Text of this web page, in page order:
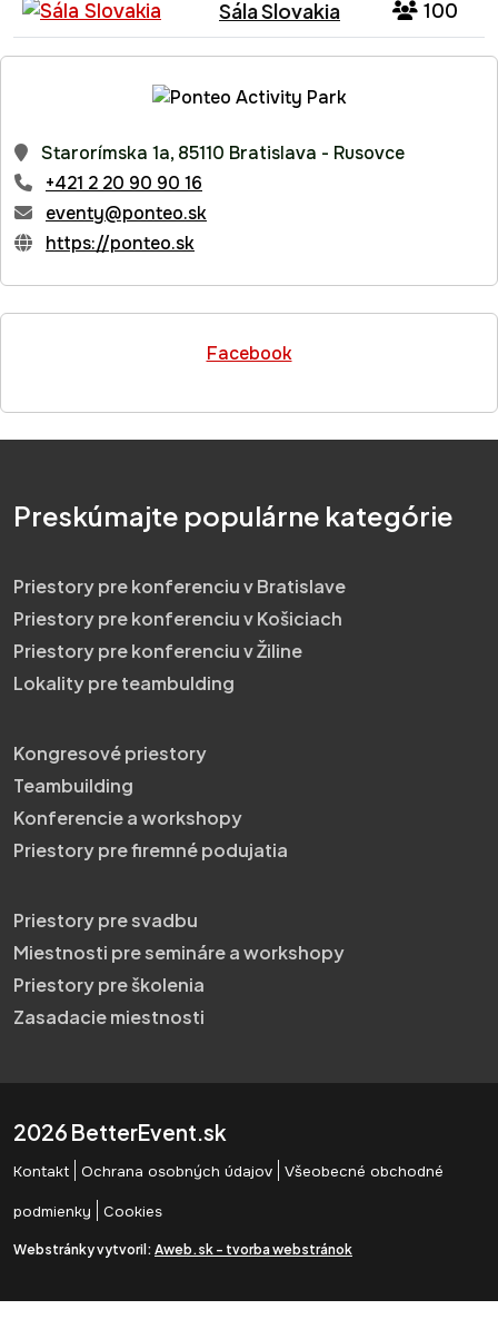
Sála Slovakia 100
Starorímska 1a, 85110 Bratislava - Rusovce
+421 2 20 90 90 16
eventy@ponteo.sk
https://ponteo.sk
Facebook
Preskúmajte populárne kategórie
Priestory pre konferenciu v Bratislave
Priestory pre konferenciu v Košiciach
Priestory pre konferenciu v Žiline
Lokality pre teambulding
Kongresové priestory
Teambuilding
Konferencie a workshopy
Priestory pre firemné podujatia
Priestory pre svadbu
Miestnosti pre semináre a workshopy
Priestory pre školenia
Zasadacie miestnosti
2026 BetterEvent.sk
Kontakt | Ochrana osobných údajov | Všeobecné obchodné
podmienky | Cookies
Webstránky vytvoril: Aweb.sk - tvorba webstránok